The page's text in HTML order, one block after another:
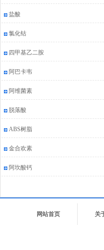
盐酸
氯化钴
四甲基乙二胺
阿巴卡韦
阿维菌素
脱落酸
ABS树脂
金合欢素
阿坎酸钙
网站首页 关